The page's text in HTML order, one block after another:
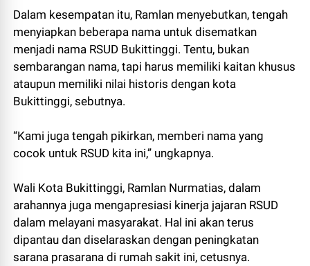
Dalam kesempatan itu, Ramlan menyebutkan, tengah
menyiapkan beberapa nama untuk disematkan
menjadi nama RSUD Bukittinggi. Tentu, bukan
sembarangan nama, tapi harus memiliki kaitan khusus
ataupun memiliki nilai historis dengan kota
Bukittinggi, sebutnya.
“Kami juga tengah pikirkan, memberi nama yang
cocok untuk RSUD kita ini,” ungkapnya.
Wali Kota Bukittinggi, Ramlan Nurmatias, dalam
arahannya juga mengapresiasi kinerja jajaran RSUD
dalam melayani masyarakat. Hal ini akan terus
dipantau dan diselaraskan dengan peningkatan
sarana prasarana di rumah sakit ini, cetusnya.